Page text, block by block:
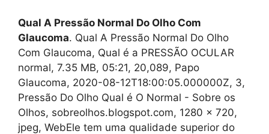
Qual A Pressão Normal Do Olho Com
Glaucoma. Qual A Pressão Normal Do Olho
Com Glaucoma, Qual é a PRESSÃO OCULAR
normal, 7.35 MB, 05:21, 20,089, Papo
Glaucoma, 2020-08-12T18:00:05.000000Z, 3,
Pressão Do Olho Qual é O Normal - Sobre os
Olhos, sobreolhos.blogspot.com, 1280 x 720,
jpeg, WebEle tem uma qualidade superior do